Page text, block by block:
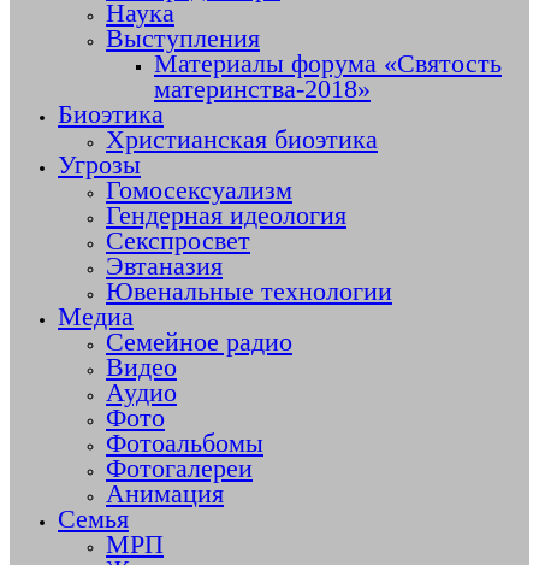
Наука
Выступления
Материалы форума «Святость
материнства-2018»
Биоэтика
Христианская биоэтика
Угрозы
Гомосексуализм
Гендерная идеология
Секспросвет
Эвтаназия
Ювенальные технологии
Медиа
Семейное радио
Видео
Аудио
Фото
Фотоальбомы
Фотогалереи
Анимация
Семья
МРП